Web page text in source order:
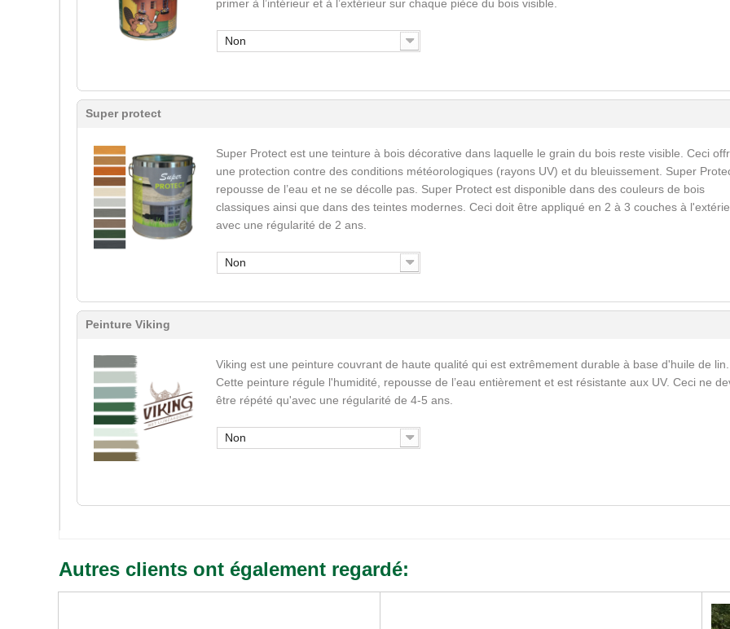
primer à l’intérieur et à l’extérieur sur chaque pièce du bois visible.
Non
Super protect
Super Protect est une teinture à bois décorative dans laquelle le grain du bois reste visible. Ceci
une protection contre des conditions météorologiques (rayons UV) et du bleuissement. Super
repousse de l’eau et ne se décolle pas. Super Protect est disponible dans des couleurs de bois
classiques ainsi que dans des teintes modernes. Ceci doit être appliqué en 2 à 3 couches à
avec une régularité de 2 ans.
Non
Peinture Viking
Viking est une peinture couvrant de haute qualité qui est extrêmement durable à base d'huile de lin.
Cette peinture régule l'humidité, repousse de l’eau entièrement et est résistante aux UV. Ceci ne
être répété qu'avec une régularité de 4-5 ans.
Non
Autres clients ont également regardé: